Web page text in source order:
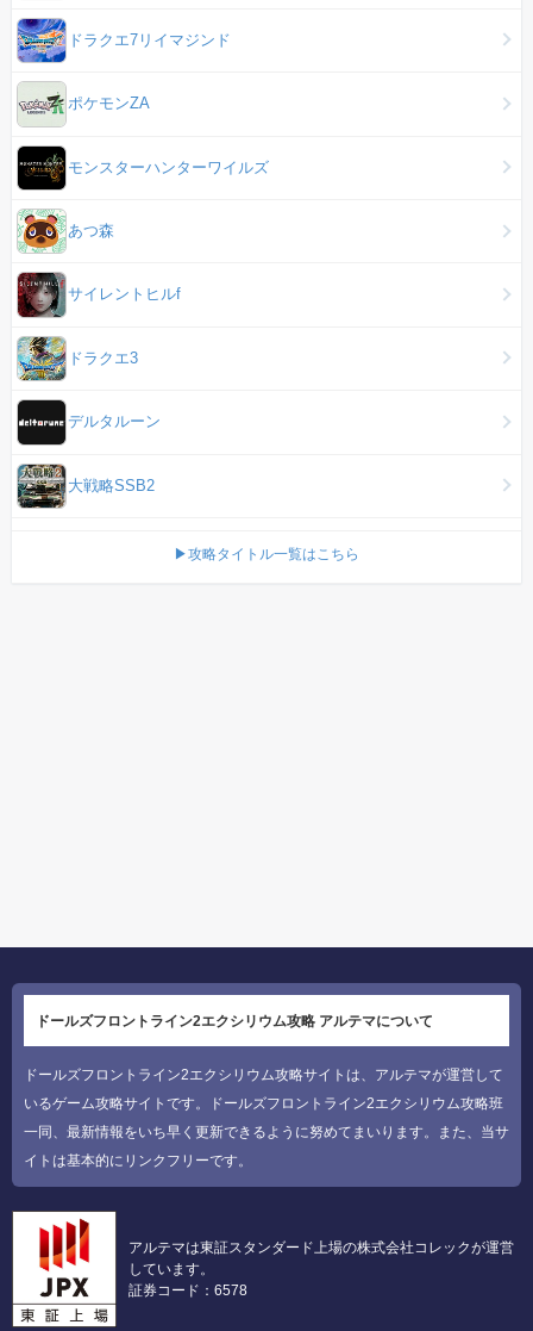
ドラクエ7リイマジンド
ポケモンZA
モンスターハンターワイルズ
あつ森
サイレントヒルf
ドラクエ3
デルタルーン
大戦略SSB2
▶攻略タイトル一覧はこちら
ドールズフロントライン2エクシリウム攻略 アルテマについて
ドールズフロントライン2エクシリウム攻略サイトは、アルテマが運営して
いるゲーム攻略サイトです。ドールズフロントライン2エクシリウム攻略班
一同、最新情報をいち早く更新できるように努めてまいります。また、当サ
イトは基本的にリンクフリーです。
アルテマは東証スタンダード上場の株式会社コレックが運営
しています。
証券コード：6578